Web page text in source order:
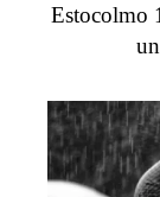
Estocolmo